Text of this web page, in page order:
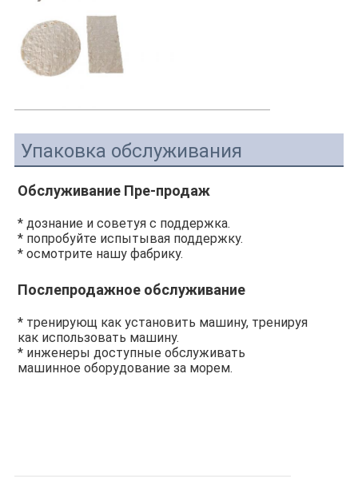
Упаковка обслуживания
Обслуживание Пре-продаж
* дознание и советуя с поддержка.
* попробуйте испытывая поддержку.
* осмотрите нашу фабрику.
Послепродажное обслуживание
* тренирующ как установить машину, тренируя
как использовать машину.
* инженеры доступные обслуживать
машинное оборудование за морем.